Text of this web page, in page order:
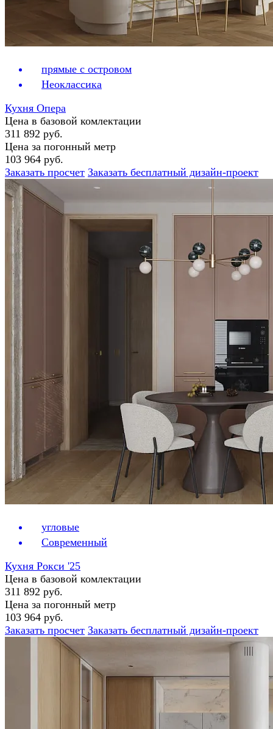
прямые с островом
Неоклассика
Кухня Опера
Цена в базовой комлектации
311 892 руб.
Цена за погонный метр
103 964 руб.
Заказать просчет Заказать бесплатный дизайн-проект
угловые
Современный
Кухня Рокси '25
Цена в базовой комлектации
311 892 руб.
Цена за погонный метр
103 964 руб.
Заказать просчет Заказать бесплатный дизайн-проект